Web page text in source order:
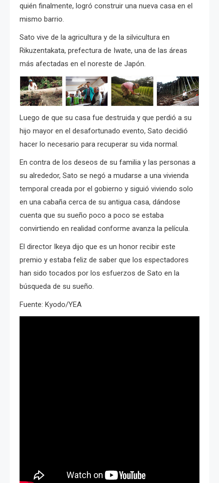
quién finalmente, logró construir una nueva casa en el
mismo barrio.
Sato vive de la agricultura y de la silvicultura en
Rikuzentakata, prefectura de Iwate, una de las áreas
más afectadas en el noreste de Japón.
Luego de que su casa fue destruida y que perdió a su
hijo mayor en el desafortunado evento, Sato decidió
hacer lo necesario para recuperar su vida normal.
En contra de los deseos de su familia y las personas a
su alrededor, Sato se negó a mudarse a una vivienda
temporal creada por el gobierno y siguió viviendo solo
en una cabaña cerca de su antigua casa, dándose
cuenta que su sueño poco a poco se estaba
convirtiendo en realidad conforme avanza la película.
El director Ikeya dijo que es un honor recibir este
premio y estaba feliz de saber que los espectadores
han sido tocados por los esfuerzos de Sato en la
búsqueda de su sueño.
Fuente: Kyodo/YEA